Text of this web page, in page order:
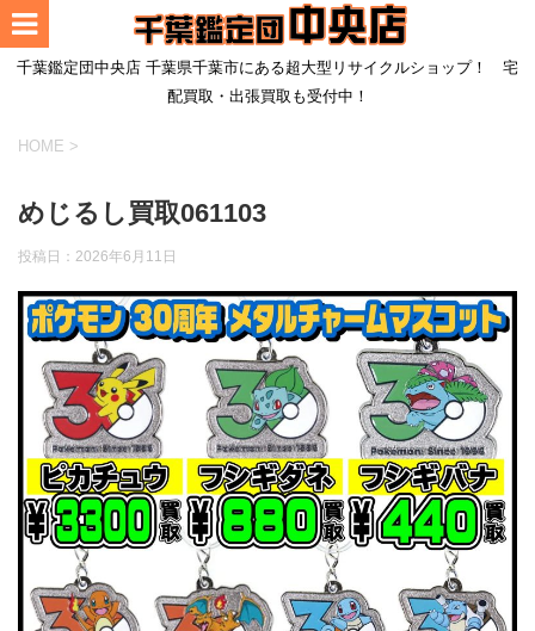
千葉鑑定団中央店 千葉県千葉市にある超大型リサイクルショップ！ 宅
配買取・出張買取も受付中！
HOME >
めじるし買取061103
投稿日： 2026年6月11日